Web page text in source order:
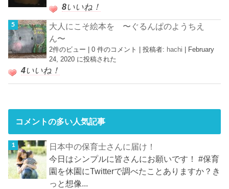
8いいね！
大人にこそ絵本を 〜ぐるんぱのようちえ
ん〜
2件のビュー |0 件のコメント |投稿者: hachi
February
24, 2020 に投稿された
4いいね！
コメントの多い人気記事
日本中の保育士さんに届け！
今日はシンプルに皆さんにお願いです！ #保育
園を休園にTwitterで調べたことありますか？き
っと想像...